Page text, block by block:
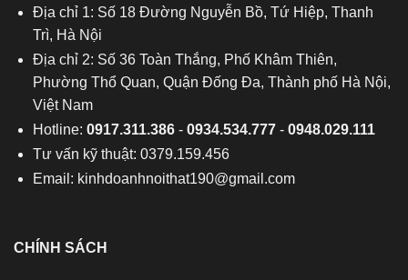
Địa chỉ 1: Số 18 Đường Nguyễn Bồ, Tứ Hiệp, Thanh
Trì, Hà Nội
Địa chỉ 2: Số 36 Toàn Thắng, Phố Khâm Thiên,
Phường Thổ Quan, Quận Đống Đa, Thành phố Hà Nội,
Việt Nam
Hotline: 0917.311.386- 0934.534.777- 0948.029.111
Tư vấn kỹ thuật: 0379.159.456
Email: kinhdoanhnoithat190@gmail.com
CHÍNH SÁCH